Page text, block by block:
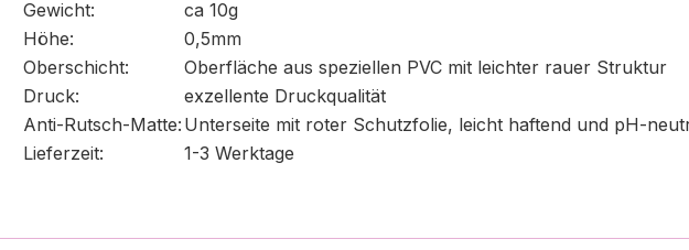
Gewicht:
ca 10g
Höhe:
0,5mm
Oberschicht:
Oberfläche aus speziellen PVC mit leichter rauer Struktur
Druck:
exzellente Druckqualität
Anti-Rutsch-Matte: Unterseite mit roter Schutzfolie, leicht haftend und pH-
Lieferzeit:
1-3 Werktage